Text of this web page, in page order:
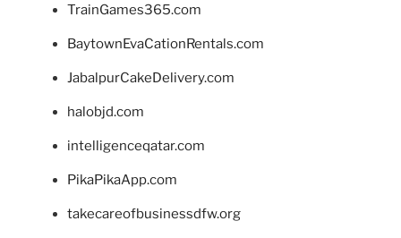
TrainGames365.com
BaytownEvaCationRentals.com
JabalpurCakeDelivery.com
halobjd.com
intelligenceqatar.com
PikaPikaApp.com
takecareofbusinessdfw.org